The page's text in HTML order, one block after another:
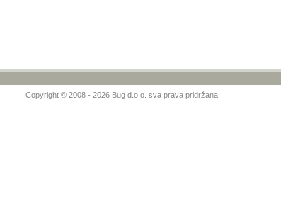
Copyright © 2008 - 2026 Bug d.o.o. sva prava pridržana.